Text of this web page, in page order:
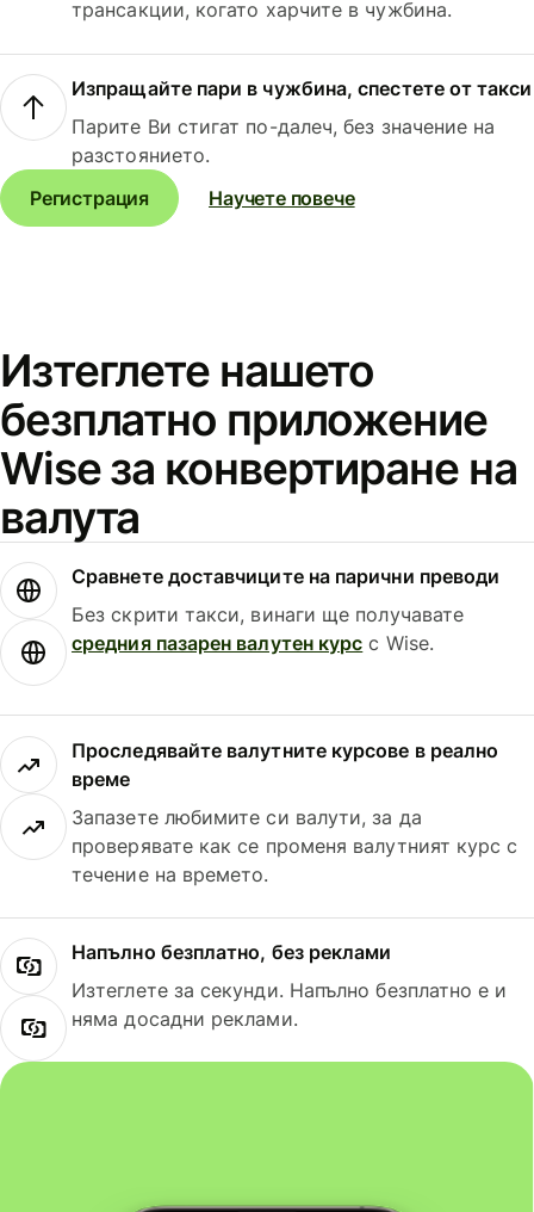
трансакции, когато харчите в чужбина.
Изпращайте пари в чужбина, спестете от такси
Парите Ви стигат по-далеч, без значение на
разстоянието.
Регистрация
Научете повече
Изтеглете нашето
безплатно приложение
Wise за конвертиране на
валута
Сравнете доставчиците на парични преводи
Без скрити такси, винаги ще получавате
средния пазарен валутен курс с Wise.
Проследявайте валутните курсове в реално
време
Запазете любимите си валути, за да
проверявате как се променя валутният курс с
течение на времето.
Напълно безплатно, без реклами
Изтеглете за секунди. Напълно безплатно е и
няма досадни реклами.